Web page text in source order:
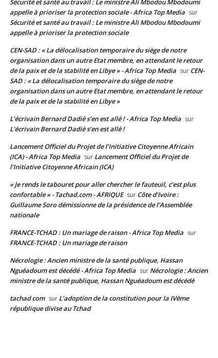
Sécurité et santé au travail : Le ministre Ali Mbodou Mbodoumi
appelle à prioriser la protection sociale - Africa Top Media sur
Sécurité et santé au travail : Le ministre Ali Mbodou Mbodoumi
appelle à prioriser la protection sociale
CEN-SAD : « La délocalisation temporaire du siège de notre
organisation dans un autre Etat membre, en attendant le retour
de la paix et de la stabilité en Libye » - Africa Top Media sur CEN-
SAD : « La délocalisation temporaire du siège de notre
organisation dans un autre Etat membre, en attendant le retour
de la paix et de la stabilité en Libye »
L’écrivain Bernard Dadié s’en est allé ! - Africa Top Media sur
L’écrivain Bernard Dadié s’en est allé !
Lancement Officiel du Projet de l’Initiative Citoyenne Africain
(ICA) - Africa Top Media sur Lancement Officiel du Projet de
l’Initiative Citoyenne Africain (ICA)
« Je rends le tabouret pour aller chercher le fauteuil, c’est plus
confortable » - Tachad.com - AFRIQUE sur Côte d’Ivoire :
Guillaume Soro démissionne de la présidence de l’Assemblée
nationale
FRANCE-TCHAD : Un mariage de raison - Africa Top Media sur
FRANCE-TCHAD : Un mariage de raison
Nécrologie : Ancien ministre de la santé publique, Hassan
Nguéadoum est décédé - Africa Top Media sur Nécrologie : Ancien
ministre de la santé publique, Hassan Nguéadoum est décédé
tachad com sur L’adoption de la constitution pour la IVème
république divise au Tchad